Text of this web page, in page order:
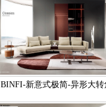
BINFI-新意式极简-异形大转